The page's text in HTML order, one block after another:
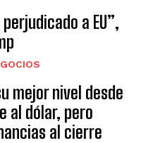
a EU”,
mejor nivel desde
al dólar, pero
al cierre